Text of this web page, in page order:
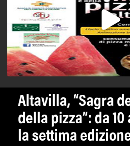
Altavilla, “Sagra
della pizza”: da 10
la settima